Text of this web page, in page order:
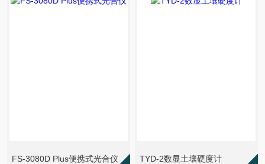
FS-3080D Plus便携式光合仪 TYD-2数显土壤硬度计